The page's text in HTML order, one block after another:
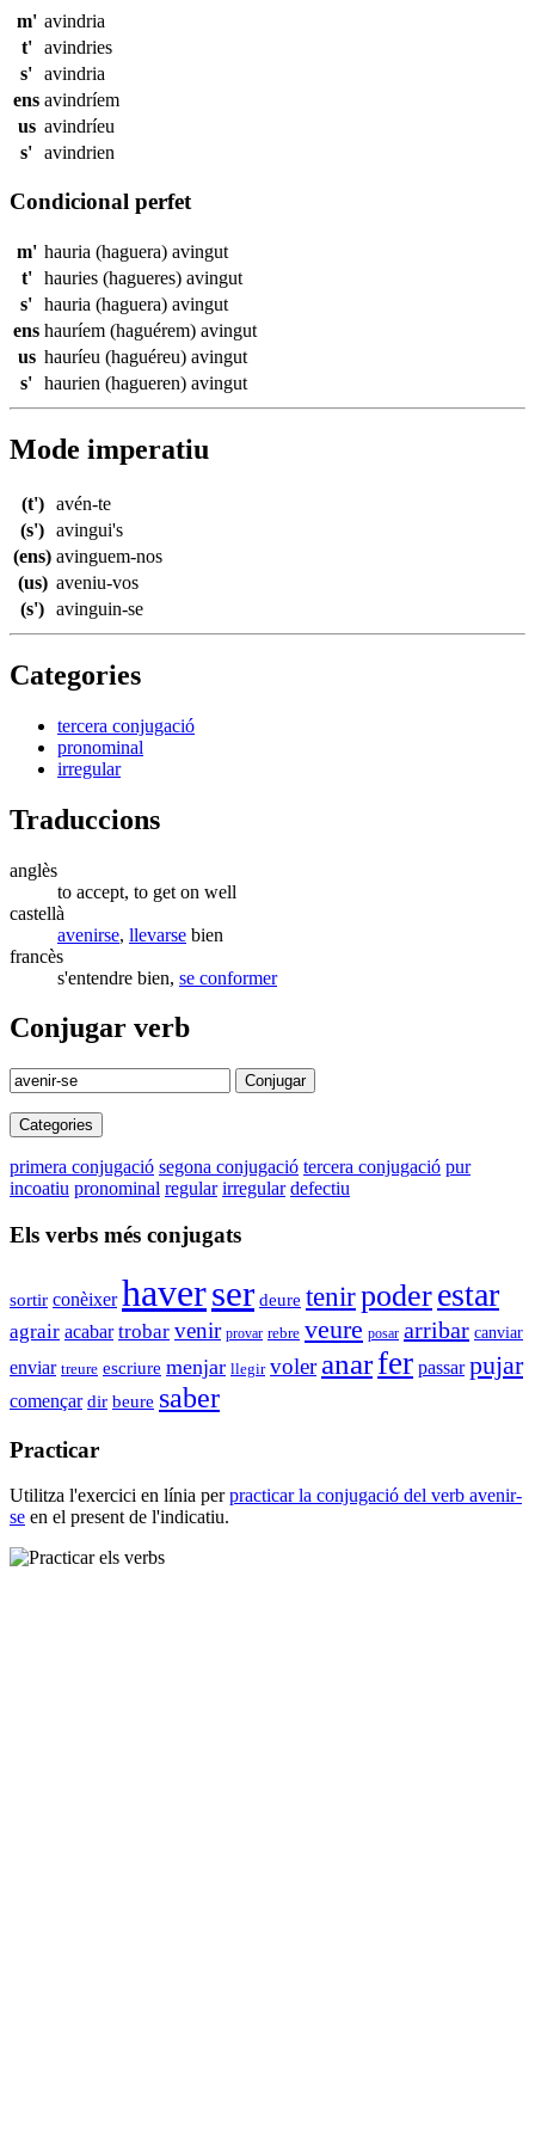
m' avindria
t'
avindries
s' avindria
ens avindríem
us avindríeu
s' avindrien
Condicional perfet
m' hauria (haguera) avingut
t'
hauries (hagueres) avingut
s' hauria (haguera) avingut
ens hauríem (haguérem) avingut
us hauríeu (haguéreu) avingut
s' haurien (hagueren) avingut
Mode imperatiu
(t')
avén-te
(s') avingui's
(ens) avinguem-nos
(us) aveniu-vos
(s') avinguin-se
Categories
tercera conjugació
pronominal
irregular
Traduccions
anglès
to accept, to get on well
castellà
avenirse, llevarse bien
francès
s'entendre bien, se conformer
Conjugar verb
Conjugar
Categories
primera conjugació segona conjugació tercera conjugació pur
incoatiu pronominal regular irregular defectiu
Els verbs més conjugats
sortir conèixer haverser deure tenirpoderestar
agrair acabar trobar venir provar rebre veure posar arribar canviar
enviar treure escriure menjar llegir voler anarfer passar pujar
començar dir beure saber
Practicar
Utilitza l'exercici en línia perpracticar la conjugació del verb avenir-
se en el present de l'indicatiu.